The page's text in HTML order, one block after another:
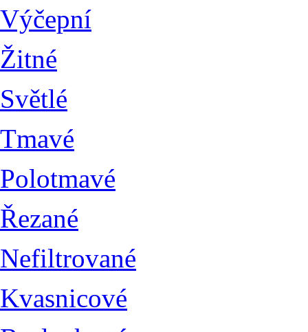
Výčepní
Žitné
Světlé
Tmavé
Polotmavé
Řezané
Nefiltrované
Kvasnicové